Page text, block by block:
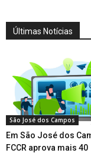
Últimas Notícias
São José dos Campos
Em São José dos
FCCR aprova mais 40